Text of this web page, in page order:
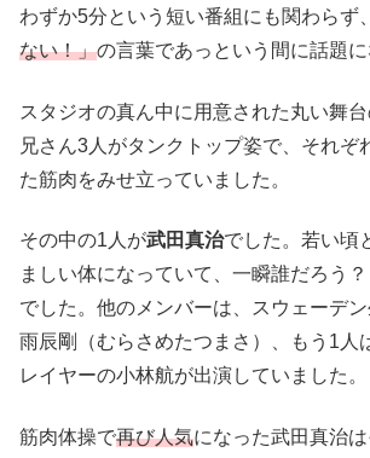
わずか5分という短い番組にも関わらず、
ない！」の言葉であっという間に話題に
スタジオの真ん中に用意された丸い舞
兄さん3人がタンクトップ姿で、それぞ
た筋肉をみせ立っていました。
その中の1人が武田真治でした。若い頃
ましい体になっていて、一瞬誰だろう
でした。他のメンバーは、スウェーデ
雨辰剛（むらさめたつまさ）、もう1人
レイヤーの小林航が出演していました。
筋肉体操で再び人気になった武田真治